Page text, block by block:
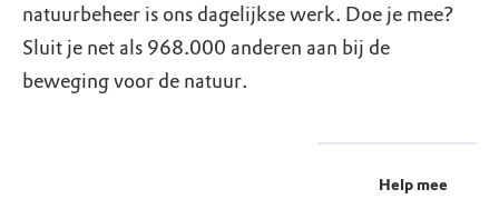
natuurbeheer is ons dagelijkse werk. Doe je mee?
Sluit je net als 968.000 anderen aan bij de
beweging voor de natuur.
Help mee